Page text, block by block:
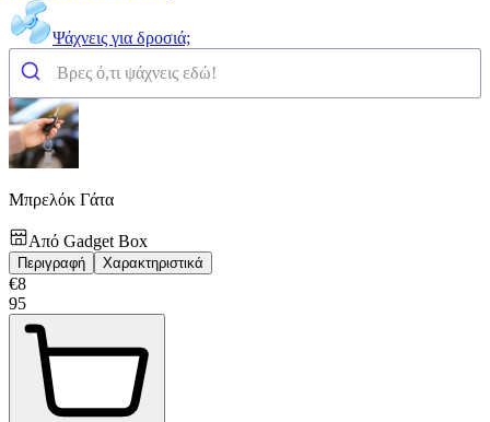
Ψάχνεις για δροσιά;
Μπρελόκ Γάτα
Από Gadget Box
Περιγραφή Χαρακτηριστικά
€8
95